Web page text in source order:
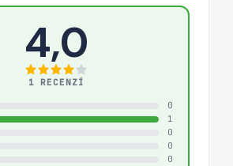
4,0
1 RECENZÍ
0
1
0
0
0